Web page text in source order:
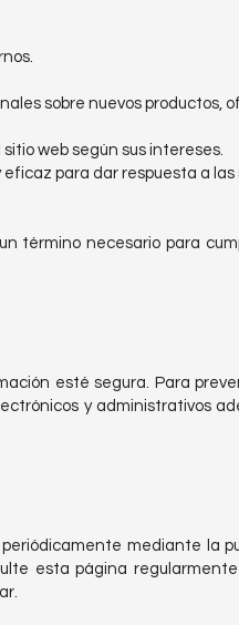
sobre nuevos productos,
web según sus intereses.
para dar respuesta a
término necesario para
esté segura. Para
y administrativos
mediante la
esta página